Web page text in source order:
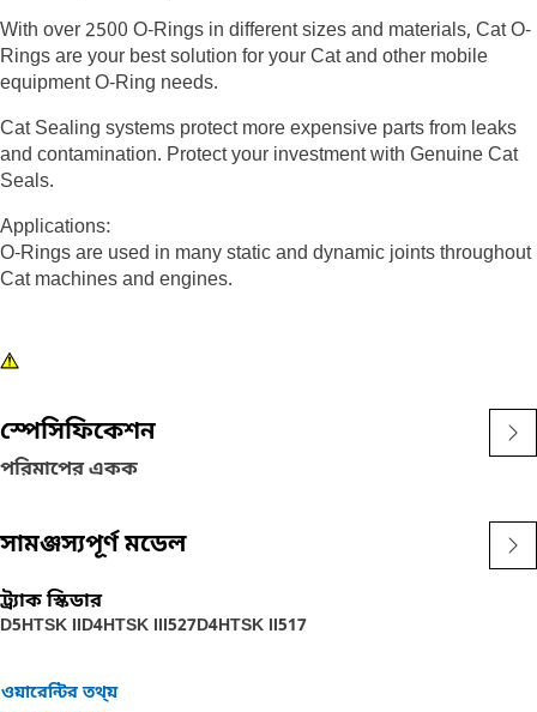
With over 2500 O-Rings in different sizes and materials, Cat O-
Rings are your best solution for your Cat and other mobile
equipment O-Ring needs.
Cat Sealing systems protect more expensive parts from leaks
and contamination. Protect your investment with Genuine Cat
Seals.
Applications:
O-Rings are used in many static and dynamic joints throughout
Cat machines and engines.
স্পেসিফিকেশন
পরিমাপের একক
সামঞ্জস্যপূর্ণ মডেল
ট্র্যাক স্কিডার
D5HTSK IID4HTSK III527D4HTSK II517
ওয়ারেন্টির তথ্য়